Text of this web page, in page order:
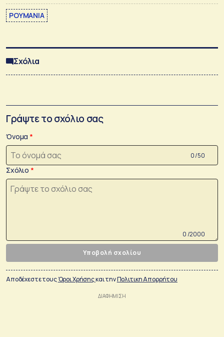
ΡΟΥΜΑΝΙΑ
Σχόλια
Γράψτε το σχόλιο σας
Όνομα
0 /50
Σχόλιο
0 /2000
Υποβολή σχολίου
Αποδέχεστε τουςΌροι Χρήσηςκαι τηνΠολιτικη Απορρήτου